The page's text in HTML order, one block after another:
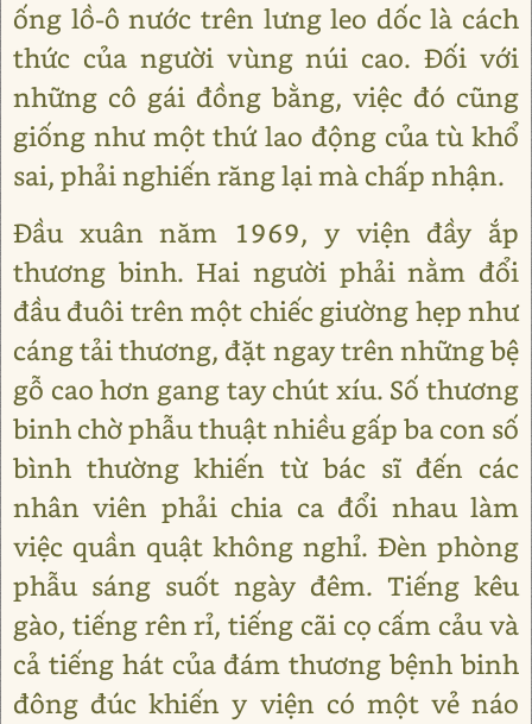
ống lồ-ô nước trên lưng leo dốc là cách
thức của người vùng núi cao. Đối với
những cô gái đồng bằng, việc đó cũng
giống như một thứ lao động của tù khổ
sai, phải nghiến răng lại mà chấp nhận.
Đầu xuân năm 1969, y viện đầy ắp
thương binh. Hai người phải nằm đổi
đầu đuôi trên một chiếc giường hẹp như
cáng tải thương, đặt ngay trên những bệ
gỗ cao hơn gang tay chút xíu. Số thương
binh chờ phẫu thuật nhiều gấp ba con số
bình thường khiến từ bác sĩ đến các
nhân viên phải chia ca đổi nhau làm
việc quần quật không nghỉ. Đèn phòng
phẫu sáng suốt ngày đêm. Tiếng kêu
gào, tiếng rên rỉ, tiếng cãi cọ cấm cảu và
cả tiếng hát của đám thương bệnh binh
đông đúc khiến y viện có một vẻ náo